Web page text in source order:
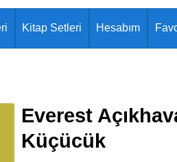
Kitap Setleri Hesabım
Everest
Küçücük